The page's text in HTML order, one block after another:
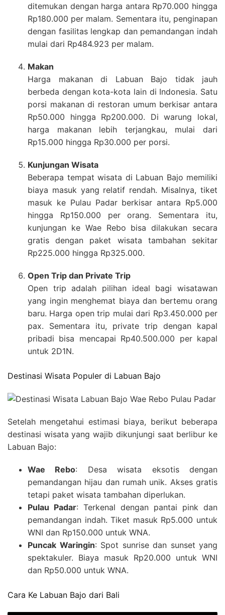
ditemukan dengan harga antara Rp70.000 hingga
Rp180.000 per malam. Sementara itu, penginapan
dengan fasilitas lengkap dan pemandangan indah
mulai dari Rp484.923 per malam.
Makan
Harga makanan di Labuan Bajo tidak jauh
berbeda dengan kota-kota lain di Indonesia. Satu
porsi makanan di restoran umum berkisar antara
Rp50.000 hingga Rp200.000. Di warung lokal,
harga makanan lebih terjangkau, mulai dari
Rp15.000 hingga Rp30.000 per porsi.
Kunjungan Wisata
Beberapa tempat wisata di Labuan Bajo memiliki
biaya masuk yang relatif rendah. Misalnya, tiket
masuk ke Pulau Padar berkisar antara Rp5.000
hingga Rp150.000 per orang. Sementara itu,
kunjungan ke Wae Rebo bisa dilakukan secara
gratis dengan paket wisata tambahan sekitar
Rp225.000 hingga Rp325.000.
Open Trip dan Private Trip
Open trip adalah pilihan ideal bagi wisatawan
yang ingin menghemat biaya dan bertemu orang
baru. Harga open trip mulai dari Rp3.450.000 per
pax. Sementara itu, private trip dengan kapal
pribadi bisa mencapai Rp40.500.000 per kapal
untuk 2D1N.
Destinasi Wisata Populer di Labuan Bajo
Setelah mengetahui estimasi biaya, berikut beberapa
destinasi wisata yang wajib dikunjungi saat berlibur ke
Labuan Bajo:
Wae Rebo: Desa wisata eksotis dengan
pemandangan hijau dan rumah unik. Akses gratis
tetapi paket wisata tambahan diperlukan.
Pulau Padar: Terkenal dengan pantai pink dan
pemandangan indah. Tiket masuk Rp5.000 untuk
WNI dan Rp150.000 untuk WNA.
Puncak Waringin: Spot sunrise dan sunset yang
spektakuler. Biaya masuk Rp20.000 untuk WNI
dan Rp50.000 untuk WNA.
Cara Ke Labuan Bajo dari Bali